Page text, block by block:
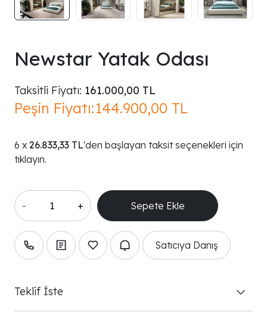
Newstar Yatak Odası
Taksitli Fiyatı: 161.000,00 TL
Peşin Fiyatı:144.900,00 TL
26.833,33 TL'den başlayan taksit seçenekleri için
tıklayın.
- +
Satıcıya Danış
Teklif İste